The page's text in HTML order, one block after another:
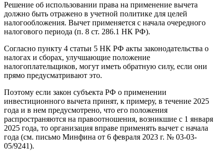
Решение об использовании права на применение вычета
должно быть отражено в учетной политике для целей
налогообложения. Вычет применяется с начала очередного
налогового периода (п. 8 ст. 286.1 НК РФ).
Согласно пункту 4 статьи 5 НК РФ акты законодательства о
налогах и сборах, улучшающие положение
налогоплательщиков, могут иметь обратную силу, если они
прямо предусматривают это.
Поэтому если закон субъекта РФ о применении
инвестиционного вычета принят, к примеру, в течение 2025
года и в нем предусмотрено, что его положения
распространяются на правоотношения, возникшие с 1 января
2025 года, то организация вправе применять вычет с начала
года (см. письмо Минфина от 6 февраля 2023 г. № 03-03-
05/9241).